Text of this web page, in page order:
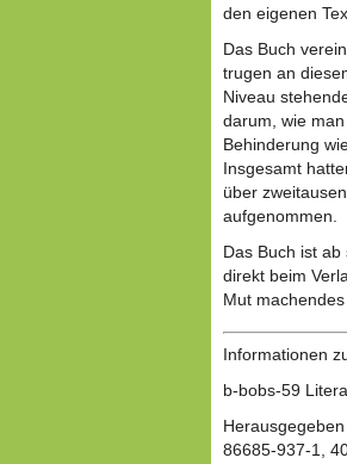
den eigenen
Das Buch
trugen an
Niveau
darum, wie
Behinderung
Insgesamt
über
aufgenommen.
Das Buch ist
direkt beim
Mut machendes
Informationen
b-bobs-59
86685-937-1,